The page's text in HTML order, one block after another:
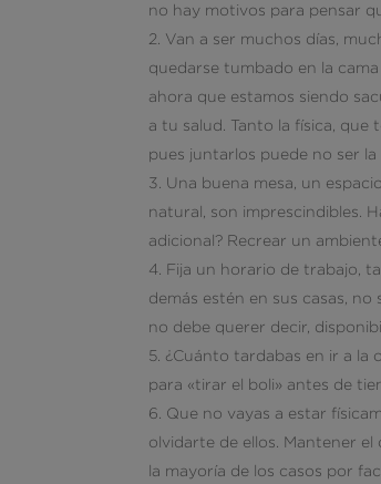
no hay motivos para pensar
Van a ser muchos días,
quedarse tumbado en la
ahora que estamos siendo
a tu salud. Tanto la física, que
pues juntarlos puede no ser la
Una buena mesa, un
natural, son imprescindibles.
adicional? Recrear un
Fija un horario de trabajo,
demás estén en sus casas,
no debe querer decir,
¿Cuánto tardabas en ir a la
para «tirar el boli» antes de
Que no vayas a estar
olvidarte de ellos. Mantener
la mayoría de los casos por